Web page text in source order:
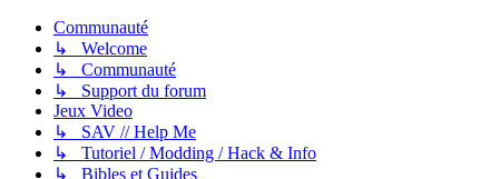
Communauté
↳ Welcome
↳ Communauté
↳ Support du forum
Jeux Video
↳ SAV // Help Me
↳ Tutoriel / Modding / Hack & Info
↳ Bibles et Guides